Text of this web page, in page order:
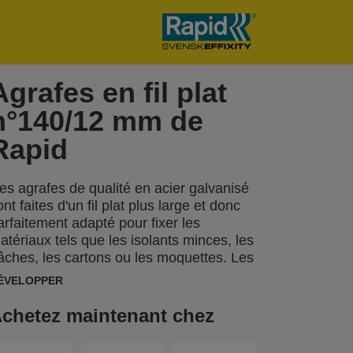
en fil plat
12 mm de
agrafes de qualité en acier galvanisé
faites d'un fil plat plus large et donc
adapté pour fixer les
tels que les isolants minces, les
les cartons ou les moquettes. Les
de ces agrafes sont affûtées pour
Egalement disponibles en acier
maintenant chez